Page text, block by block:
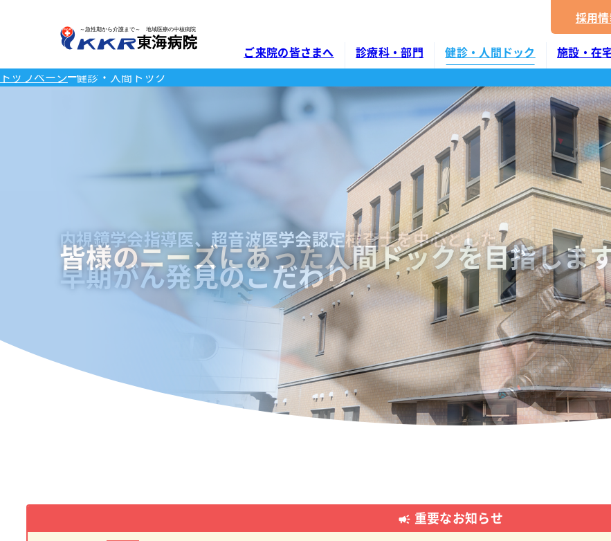
採用
ご来院の皆さまへ
診察について
外来医師担当表
夜間・休日救急診療
マイナ保険証
入院のご案内
入院の手続
入院生活
入院費用とお支払い
お部屋について
お見舞い、付きそい
診療科・部門
消化器内科
神経内科
外科
呼吸器外科
肛門外科
整形外科
泌尿器科
部門
薬剤科
放射線科
検査科
リハビリテーション科
臨床工学科
栄養科
看護部
医療安全部
感染制御部
地域医療連携センター
健診・人間ドック
東海健康管理センターの特徴
医療設備紹介
コース・オプション一覧
協会けんぽ・特定健診・がん検診
費用について
予約～当日の流れ
健診結果の活用
検査結果の見方
施設・在
介護老人保健施設ちよだ
入所
ショートステイ
訪問リハビリテーション
施設案内
生活について
費用について
アクセス
よくある質問
感染防止対策
所定疾患施設療養費算定状況
採用情報
訪問看
指定居
施設認定・基準
公示物について
東海病院 広報誌
当院の取り組み
地域医療連携センター
保険薬局の方へ
トップページ 健診・人間ドック
病院併設型により
精密検査・治療まで一貫してサポートします
皆様のニーズにあった人間ドックを目指しま
内視鏡学会指導医、超音波医学会認定検査士を中心とした
早期がん発見のこだわり
重要なお知らせ